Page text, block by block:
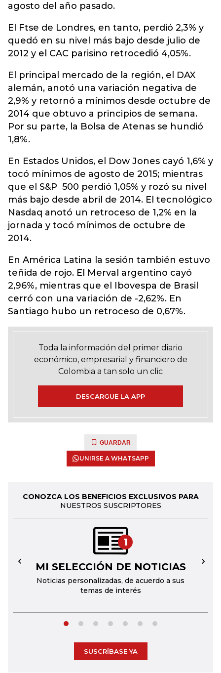
agosto del año pasado.
El Ftse de Londres, en tanto, perdió 2,3% y
quedó en su nivel más bajo desde julio de
2012 y el CAC parisino retrocedió 4,05%.
El principal mercado de la región, el DAX
alemán, anotó una variación negativa de
2,9% y retornó a mínimos desde octubre de
2014 que obtuvo a principios de semana.
Por su parte, la Bolsa de Atenas se hundió
1,8%.
En Estados Unidos, el Dow Jones cayó 1,6% y
tocó mínimos de agosto de 2015; mientras
que el S&P 500 perdió 1,05% y rozó su nivel
más bajo desde abril de 2014. El tecnológico
Nasdaq anotó un retroceso de 1,2% en la
jornada y tocó mínimos de octubre de
2014.
En América Latina la sesión también estuvo
teñida de rojo. El Merval argentino cayó
2,96%, mientras que el Ibovespa de Brasil
cerró con una variación de -2,62%. En
Santiago hubo un retroceso de 0,67%.
Toda la información del primer diario
económico, empresarial y financiero de
Colombia a tan solo un clic
DESCARGUE LA APP
GUARDAR
UNIRSE A WHATSAPP
CONOZCA LOS BENEFICIOS EXCLUSIVOS PARA
NUESTROS SUSCRIPTORES
1
MI SELECCIÓN DE NOTICIAS
Noticias personalizadas, de acuerdo a sus
temas de interés
← →
SUSCRÍBASE YA